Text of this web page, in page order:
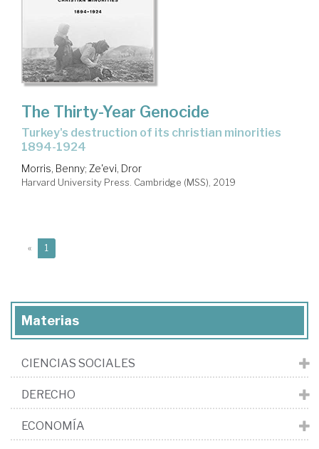
The Thirty-Year Genocide
Turkey's destruction of its christian minorities
1894-1924
Morris, Benny; Ze'evi, Dror
Harvard University Press. Cambridge (MSS), 2019
« 1
Materias
CIENCIAS SOCIALES
DERECHO
ECONOMÍA